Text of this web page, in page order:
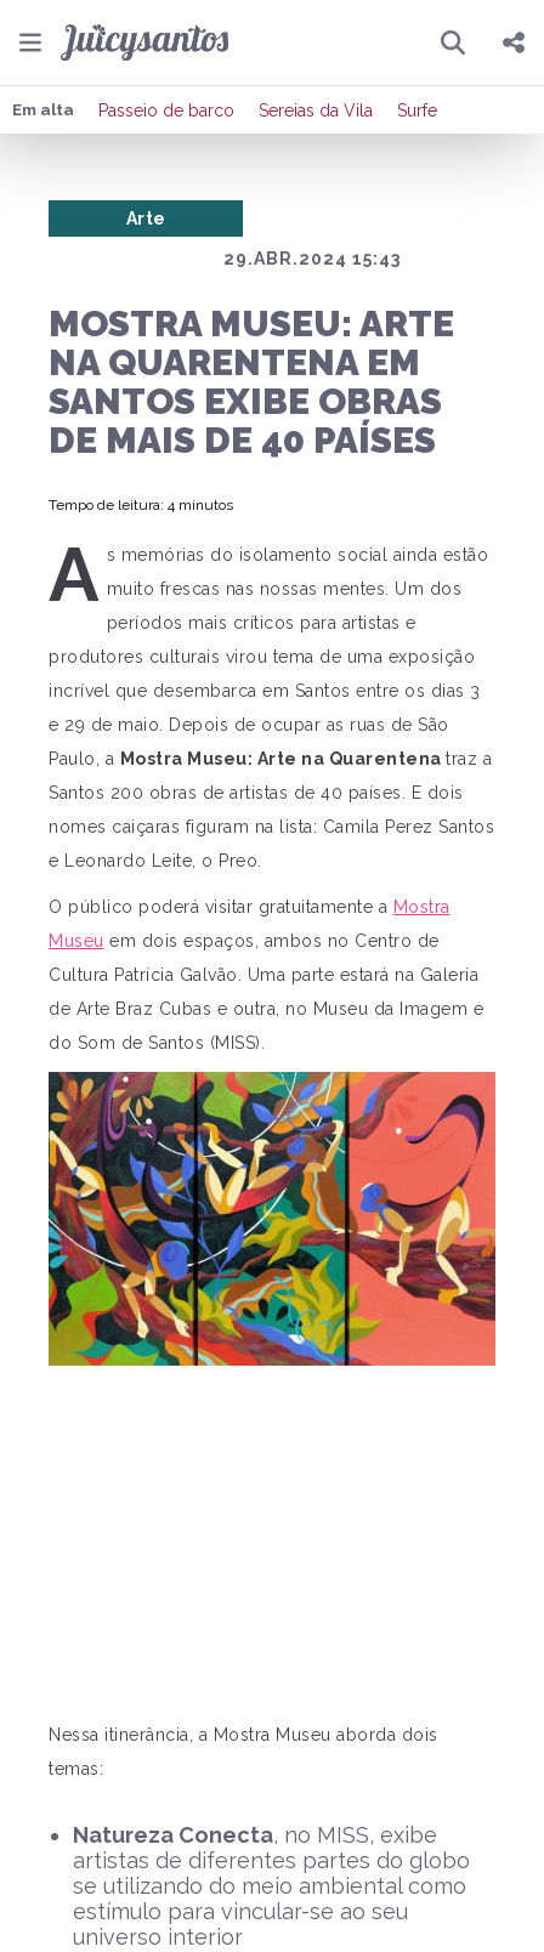
Pesquisar
Compartilhar
Publicar no X
Em alta Passeio de barco Sereias da Vila Surfe
29.ABR.2024 15:43
Arte
MOSTRA MUSEU: ARTE
NA QUARENTENA EM
SANTOS EXIBE OBRAS
DE MAIS DE 40 PAÍSES
Tempo de leitura: 4 minutos
A s memórias do isolamento social ainda estão
muito frescas nas nossas mentes. Um dos
períodos mais críticos para artistas e
produtores culturais virou tema de uma exposição
incrível que desembarca em Santos entre os dias 3
e 29 de maio. Depois de ocupar as ruas de São
Paulo, a Mostra Museu: Arte na Quarentena traz a
Santos 200 obras de artistas de 40 países. E dois
nomes caiçaras figuram na lista: Camila Perez Santos
e Leonardo Leite, o Preo.
O público poderá visitar gratuitamente a Mostra
Museu em dois espaços, ambos no Centro de
Cultura Patrícia Galvão. Uma parte estará na Galeria
de Arte Braz Cubas e outra, no Museu da Imagem e
do Som de Santos (MISS).
Nessa itinerância, a Mostra Museu aborda dois
temas:
Natureza Conecta, no MISS, exibe
artistas de diferentes partes do globo
se utilizando do meio ambiental como
estímulo para vincular-se ao seu
universo interior